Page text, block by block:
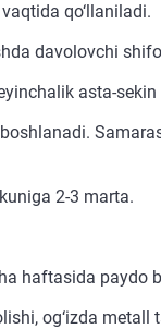
qo‘llaniladi.
davolovchi
asta-
2-3 marta.
haftasida paydo
og‘izda metall